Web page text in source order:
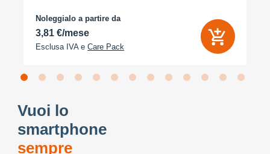
Noleggialo a partire da
3,81 €/mese
Esclusa IVA e Care Pack
Vuoi lo
smartphone
sempre